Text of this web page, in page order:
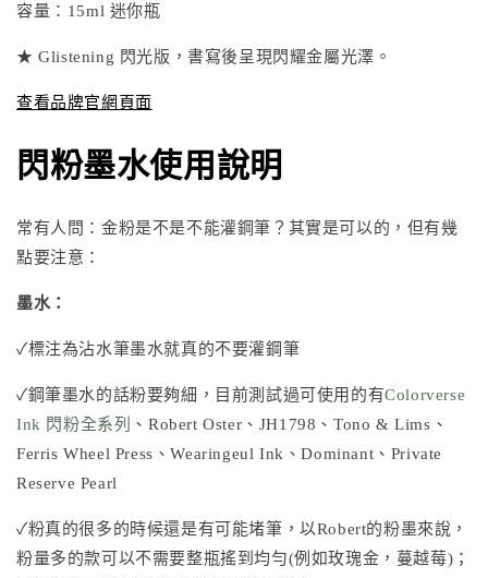
容量：15ml 迷你瓶
★ Glistening 閃光版，書寫後呈現閃耀金屬光澤。
查看品牌官網頁面
閃粉墨水使用說明
常有人問：金粉是不是不能灌鋼筆？其實是可以的，但有幾
點要注意：
墨水：
✓標注為沾水筆墨水就真的不要灌鋼筆
✓鋼筆墨水的話粉要夠細，目前測試過可使用的有Colorverse
Ink 閃粉全系列
、Robert Oster 、 JH1798 、Tono & Lims 、
Ferris Wheel Press 、Wearingeul Ink 、Dominant、Private
Reserve Pearl
✓粉真的很多的時候還是有可能堵筆，以Robert的粉墨來說，
粉量多的款可以不需要整瓶搖到均勻(例如玫瑰金，蔓越莓)；